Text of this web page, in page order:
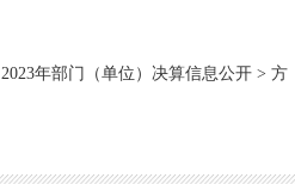
2023年部门（单位）决算信息公开 > 方